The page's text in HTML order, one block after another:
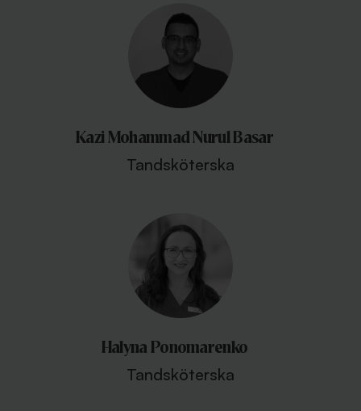
Kazi Mohammad Nurul Basar
Tandsköterska
Halyna Ponomarenko
Tandsköterska